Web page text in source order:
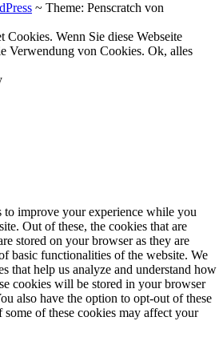
~ Theme: Penscratch von
Cookies. Wenn Sie diese Webseite
Verwendung von Cookies. Ok, alles
to improve your experience while you
Out of these, the cookies that are
stored on your browser as they are
basic functionalities of the website. We
that help us analyze and understand how
cookies will be stored in your browser
also have the option to opt-out of these
of these cookies may affect your